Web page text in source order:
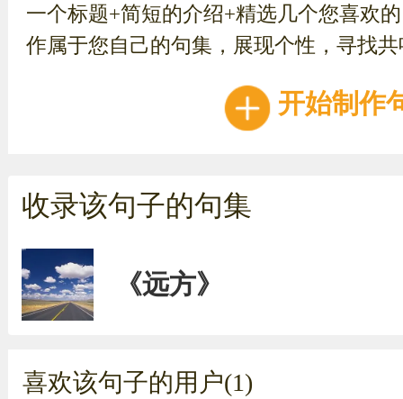
一个标题+简短的介绍+精选几个您喜欢
作属于您自己的句集，展现个性，寻找
开始制作
收录该句子的句集
《远方》
喜欢该句子的用户(1)